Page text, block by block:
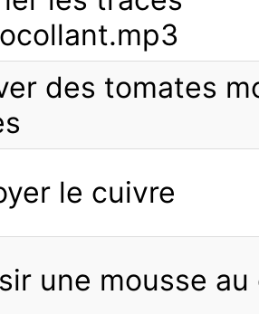
des tomates
le cuivre
une mousse